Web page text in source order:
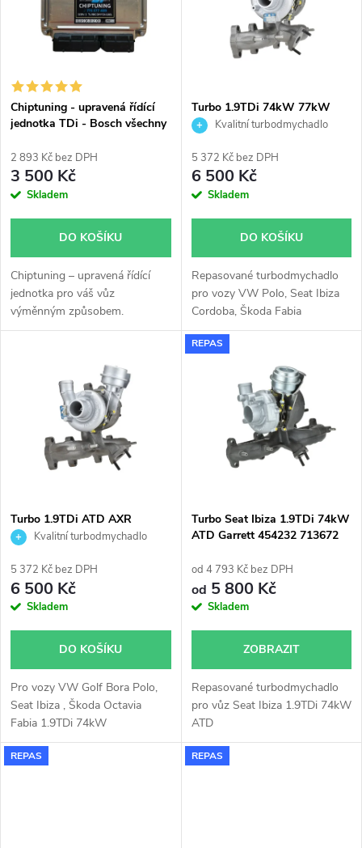
í
p
r
o
u
k
s
p
r
o
d
u
k
Chiptuning - upravená řídící
jednotka TDi - Bosch všechny
2 893 Kč bez DPH
3 500 Kč
Skladem
DO KOŠÍKU
Chiptuning – upravená řídící
jednotka pro váš vůz
výměnným způsobem.
Turbo 1.9TDi 74kW 77kW
AXR BSW KKK 54399700019
54399880008
Kvalitní turbodmychadlo
5 372 Kč bez DPH
6 500 Kč
Skladem
DO KOŠÍKU
Repasované turbodmychadlo
pro vozy VW Polo, Seat Ibiza
Cordoba, Škoda Fabia
Roomster 1.9TDi 74kW 77kW.
Turbo 1.9TDi ATD AXR
Octavia Golf Polo Fabia Ibiza
54399700017
Kvalitní turbodmychadlo
5 372 Kč bez DPH
6 500 Kč
Skladem
DO KOŠÍKU
Pro vozy VW Golf Bora Polo,
Seat Ibiza , Škoda Octavia
Fabia 1.9TDi 74kW
REPAS
Turbo Seat Ibiza 1.9TDi 74kW
ATD Garrett 454232 713672
od 4 793 Kč bez DPH
od 5 800 Kč
Skladem
ZOBRAZIT
Repasované turbodmychadlo
pro vůz Seat Ibiza 1.9TDi 74kW
ATD
REPAS REPAS